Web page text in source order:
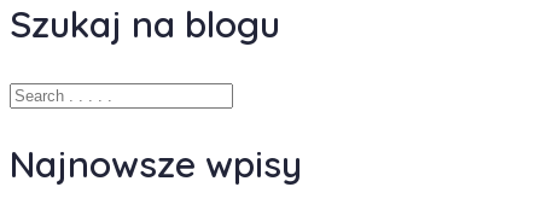
Szukaj na blogu
Najnowsze wpisy